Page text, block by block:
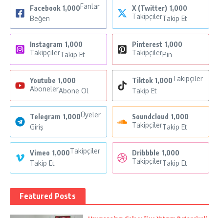
Facebook 1,000Fanlar
Beğen
X (Twitter) 1,000
TakipçilerTakip Et
Instagram 1,000
TakipçilerTakip Et
Pinterest 1,000
TakipçilerPin
Youtube 1,000
AbonelerAbone Ol
Tiktok 1,000Takipçiler
Takip Et
Telegram 1,000Üyeler
Giriş
Soundcloud 1,000
TakipçilerTakip Et
Vimeo 1,000Takipçiler
Takip Et
Dribbble 1,000
TakipçilerTakip Et
Featured Posts